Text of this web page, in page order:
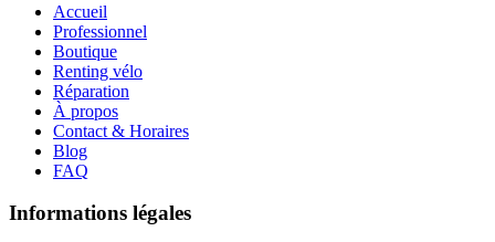
Accueil
Professionnel
Boutique
Renting vélo
Réparation
À propos
Contact & Horaires
Blog
FAQ
Informations légales